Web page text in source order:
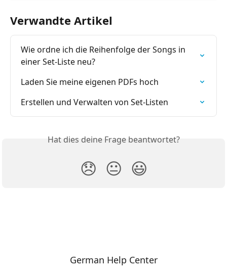
Verwandte Artikel
Wie ordne ich die Reihenfolge der Songs in
einer Set-Liste neu?
Laden Sie meine eigenen PDFs hoch
Erstellen und Verwalten von Set-Listen
Hat dies deine Frage beantwortet?
😞 😐 😃
German Help Center